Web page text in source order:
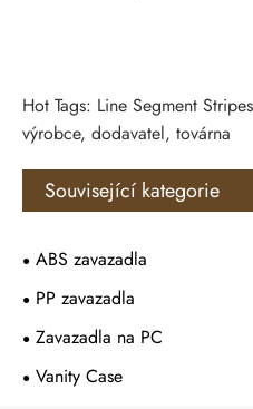
Hot Tags: Line Segment
výrobce, dodavatel, továrna
Související kategorie
ABS zavazadla
PP zavazadla
Zavazadla na PC
Vanity Case